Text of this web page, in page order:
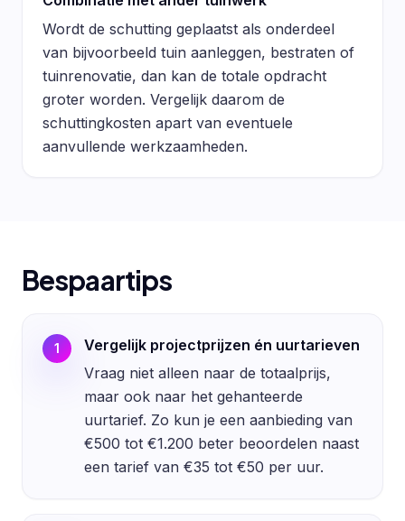
Wordt de schutting geplaatst als onderdeel
van bijvoorbeeld tuin aanleggen, bestraten of
tuinrenovatie, dan kan de totale opdracht
groter worden. Vergelijk daarom de
schuttingkosten apart van eventuele
aanvullende werkzaamheden.
Bespaartips
1
Vergelijk projectprijzen én uurtarieven
Vraag niet alleen naar de totaalprijs,
maar ook naar het gehanteerde
uurtarief. Zo kun je een aanbieding van
€500 tot €1.200 beter beoordelen naast
een tarief van €35 tot €50 per uur.